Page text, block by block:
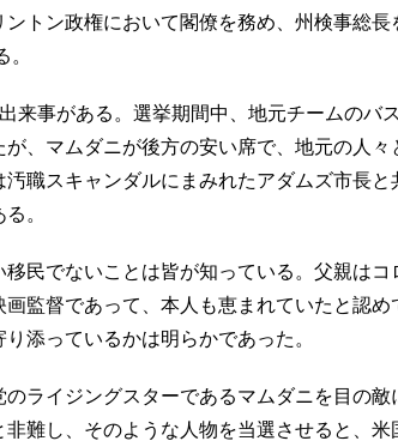
トン政権において閣僚を務め、州検事総長
来事がある。選挙期間中、地元チームのバ
、マムダニが後方の安い席で、地元の人々
職スキャンダルにまみれたアダムズ市長と
。
民でないことは皆が知っている。父親はコ
監督であって、本人も恵まれていたと認め
添っているかは明らかであった。
ライジングスターであるマムダニを目の敵
難し、そのような人物を当選させると、米